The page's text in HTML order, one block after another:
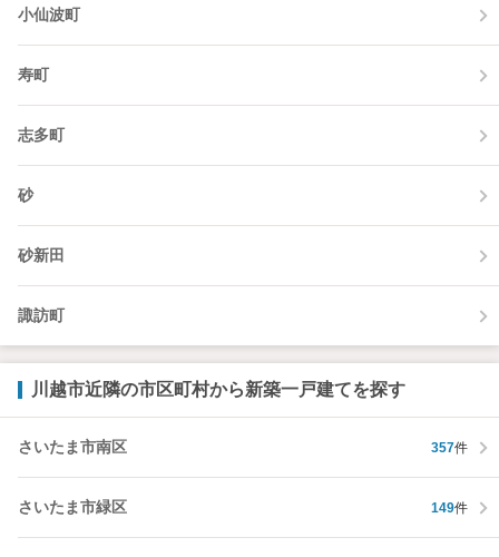
小仙波町
寿町
志多町
砂
砂新田
諏訪町
川越市近隣の市区町村から新築一戸建てを探す
さいたま市南区 357件
さいたま市緑区 149件